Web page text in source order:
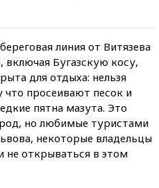
линия от Витязева
включая Бугазскую косу,
для отдыха: нельзя
что просеивают песок и
пятна мазута. Это
но любимые туристами
некоторые владельцы
не открываться в этом